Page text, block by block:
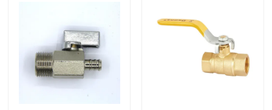
Visite d'usine
Contrôle de qualité